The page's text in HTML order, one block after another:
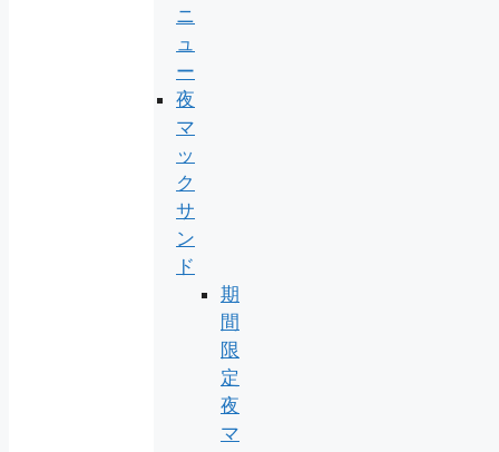
ニ
ュ
ー
夜
マ
ッ
ク
サ
ン
ド
期
間
限
定
夜
マ